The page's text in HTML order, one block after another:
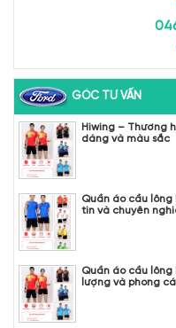
GÓC TƯ VẤN
Hiwing – Thương
dáng và màu sắc
Quần áo cầu lông
tin và chuyên
Quần áo cầu
lượng và phong